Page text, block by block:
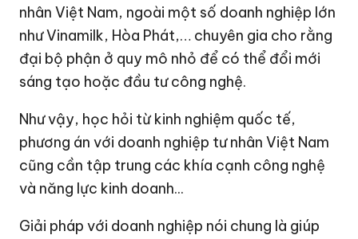
nhân Việt Nam, ngoài một số doanh nghiệp lớn
như Vinamilk, Hòa Phát,… chuyên gia cho rằng
đại bộ phận ở quy mô nhỏ để có thể đổi mới
sáng tạo hoặc đầu tư công nghệ.
Như vậy, học hỏi từ kinh nghiệm quốc tế,
phương án với doanh nghiệp tư nhân Việt Nam
cũng cần tập trung các khía cạnh công nghệ
và năng lực kinh doanh...
Giải pháp với doanh nghiệp nói chung là giúp